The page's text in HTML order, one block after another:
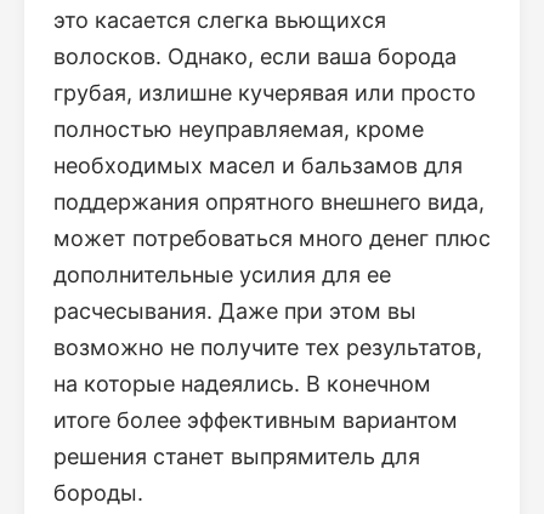
это касается слегка вьющихся
волосков. Однако, если ваша борода
грубая, излишне кучерявая или просто
полностью неуправляемая, кроме
необходимых масел и бальзамов для
поддержания опрятного внешнего вида,
может потребоваться много денег плюс
дополнительные усилия для ее
расчесывания. Даже при этом вы
возможно не получите тех результатов,
на которые надеялись. В конечном
итоге более эффективным вариантом
решения станет выпрямитель для
бороды.